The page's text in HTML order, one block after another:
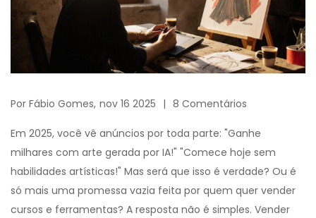
Por Fábio Gomes, nov 16 2025 8 Comentários
Em 2025, você vê anúncios por toda parte: "Ganhe
milhares com arte gerada por IA!" "Comece hoje sem
habilidades artísticas!" Mas será que isso é verdade? Ou é
só mais uma promessa vazia feita por quem quer vender
cursos e ferramentas? A resposta não é simples. Vender